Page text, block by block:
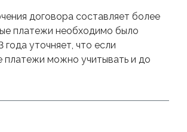
договора составляет более
платежи необходимо было
уточняет, что если
платежи можно учитывать и до